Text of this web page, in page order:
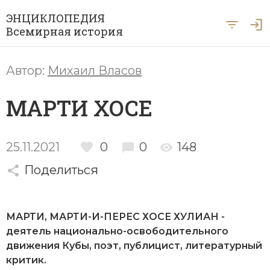
ЭНЦИКЛОПЕДИЯ
Всемирная история
Азия
Археология
Африка
Византия
Военная история
Периоды
История Древнего мира
История Средних веков
Новая история
У Ф Х Ц Ч Ш Щ Ы Э
Ю Я
Вход для экспертов
Автор: Михаил Власов
МАРТИ ХОСЕ
25.11.2021 0 0
148
Поделиться
МАРТИ, МАРТИ-И-ПЕРЕС ХОСЕ ХУЛИАН -
деятель национально-освободительного
движения Кубы, поэт, публицист, литературный
критик.